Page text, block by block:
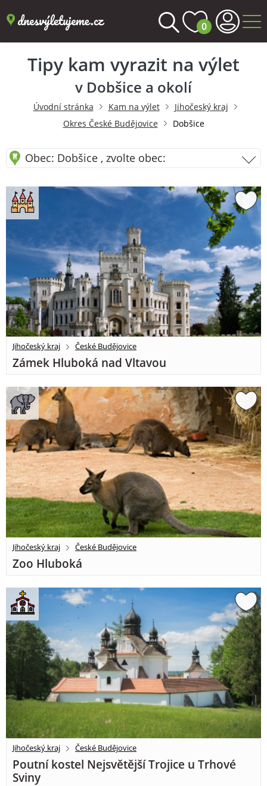
0
Tipy kam vyrazit na výlet
v Dobšice a okolí
Úvodní stránka Kam na výlet
Jihočeský kraj
Okres České Budějovice
Dobšice
Obec: Dobšice , zvolte obec:
Jihočeský kraj České Budějovice
Zámek Hluboká nad Vltavou
Jihočeský kraj České Budějovice
Zoo Hluboká
Jihočeský kraj České Budějovice
Poutní kostel Nejsvětější Trojice u Trhové
Sviny